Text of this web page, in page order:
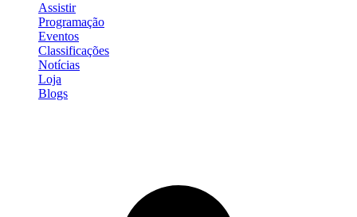
Assistir
Programação
Eventos
Classificações
Notícias
Loja
Blogs